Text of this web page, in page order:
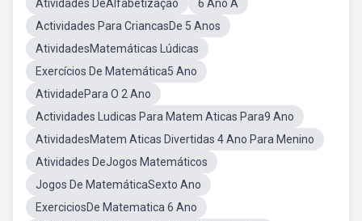
Atividades DeAlfabetização
6 Ano A
Actividades Para CriancasDe 5 Anos
AtividadesMatemáticas Lúdicas
Exercícios De Matemática5 Ano
AtividadePara O 2 Ano
Actividades Ludicas Para Matem Aticas Para9 Ano
AtividadesMatem Aticas Divertidas 4 Ano Para Menino
Atividades DeJogos Matemáticos
Jogos De MatemáticaSexto Ano
ExerciciosDe Matematica 6 Ano